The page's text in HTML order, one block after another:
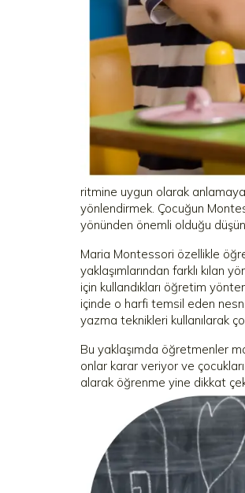
ritmine uygun olarak
yönlendirmek. Çocuğun
yönünden önemli olduğu
Maria Montessori özellikle
yaklaşımlarından farklı kılan
için kullandıkları öğretim
içinde o harfi temsil eden
yazma teknikleri kullanılarak
Bu yaklaşımda öğretmenler
onlar karar veriyor ve
alarak öğrenme yine dikkat